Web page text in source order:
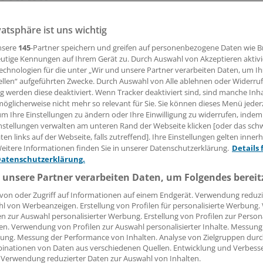
akuter Atemwegserkrankungen (ARE) ist in der 11.
zur Vorwoche etwas gestiegen und liegt weiter im
Leserin, lieber Leser,
Beitrag können Sie lesen, sobald Sie sich eingeloggt
Jetzt anmelden »
Kostenlos
vergessen?
ist mit wenigen Klicks erledigt und kostenlos.
des kostenlosen Login:
Analysen, Hintergründe und Infografiken
Interviews und Praxis-Tipps
ist uns wichtig
145-Partner speichern und greifen auf personenbezogene Daten wie
Kennungen auf Ihrem Gerät zu. Durch Auswahl von Akzeptieren
für die unter „Wir und unsere Partner verarbeiten Daten, um
aufgeführten Zwecke. Durch Auswahl von Alle ablehnen oder
werden diese deaktiviert. Wenn Tracker deaktiviert sind, sind manche
nicht mehr so relevant für Sie. Sie können dieses Menü
Ihre Einstellungen zu ändern oder Ihre Einwilligung zu widerrufen, indem
verwalten am unteren Rand der Webseite klicken [oder das
links auf der Webseite, falls zutreffend]. Ihre Einstellungen gelten
Informationen finden Sie in unserer Datenschutzerklärung. Details
Partner verarbeiten Daten, um Folgendes
oder Zugriff auf Informationen auf einem Endgerät. Verwendung
von Werbeanzeigen. Erstellung von Profilen für personalisierte
zur Auswahl personalisierter Werbung. Erstellung von Profilen zur
Verwendung von Profilen zur Auswahl personalisierter Inhalte.
Messung der Performance von Inhalten. Analyse von Zielgruppen
von Daten aus verschiedenen Quellen. Entwicklung und
reduzierter Daten zur Auswahl von Inhalten.